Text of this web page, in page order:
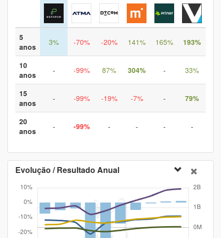
5
anos
3% -70% -20% 141% 165% 193%
10
anos
- -99% 87% 304% - 33%
15
anos
- -99% -19% -7% - 79%
20
anos
- -99% - - - -
Evolução / Resultado Anual